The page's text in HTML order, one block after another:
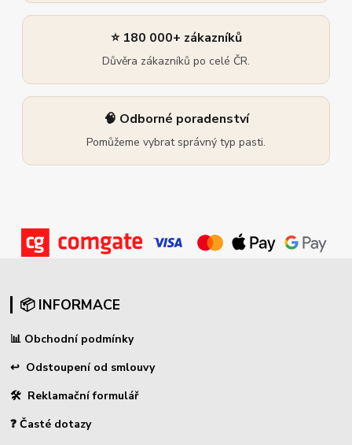
⭐ 180 000+ zákazníků
Důvěra zákazníků po celé ČR.
🧠 Odborné poradenství
Pomůžeme vybrat správný typ pasti.
📦 INFORMACE
📊 Obchodní podmínky
↩ Odstoupení od smlouvy
🛠 Reklamační formulář
❓ Časté dotazy